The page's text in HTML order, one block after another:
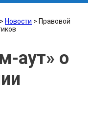
> Новости > Правовой
аут» о